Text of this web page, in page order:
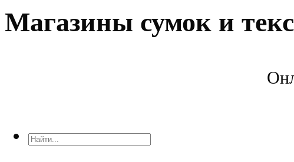
Магазины сумок и